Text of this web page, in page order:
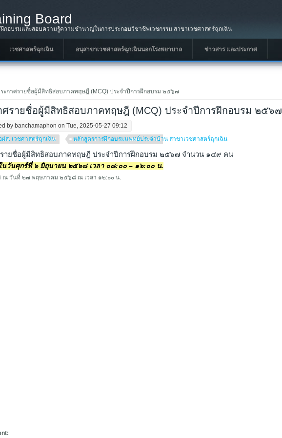
Board
กอบรมและสอบความรู้ความชำนาญในการประกอบวิชาชีพเวชกรรม สาขาเวชศาสตร์ฉุกเฉิน
เวชศาสตร์ฉุกเฉิน อนุสาขาเวชศาสตร์ฉุกเฉินนอกโรงพยาบาล ข่าวสาร และประกาศ
here
ะกาศรายชื่อผู้มีสิทธิสอบภาคทฤษฎี (MCQ) ประจำปีการฝึกอบรม ๒๕๖๗
ศรายชื่อผู้มีสิทธิสอบภาคทฤษฎี (MCQ) ประจำปีการฝึกอบรม ๒๕๖๗
by banchamaphon on Tue, 2025-05-27 09:12
ฝส. เวชศาสตร์ฉุกเฉิน หลักสูตรการฝึกอบรมแพทย์ประจำบ้าน สาขาเวชศาสตร์ฉุกเฉิน
ายชื่อผู้มีสิทธิสอบภาคทฤษฎี ประจำปีการฝึกอบรม ๒๕๖๗ จำนวน ๑๔๙ คน
นวันศุกร์ที่ ๖ มิถุนายน ๒๕๖๘ เวลา ๐๘:๐๐ – ๑๖:๐๐ น.
ณ วันที่ ๒๗ พฤษภาคม ๒๕๖๘ ณ เวลา ๑๒:๐๐ น.